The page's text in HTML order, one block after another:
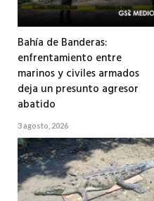
Bahía de Banderas:
enfrentamiento entre
marinos y civiles armados
deja un presunto agresor
abatido
3 agosto, 2026